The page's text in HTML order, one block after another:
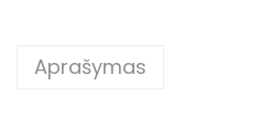
Aprašymas